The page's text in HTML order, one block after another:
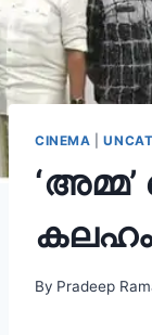
CINEMA |
കലഹം
By Pradeep